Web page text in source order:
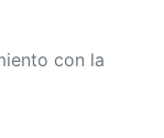
con la